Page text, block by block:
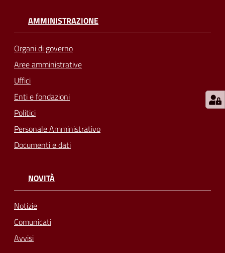
AMMINISTRAZIONE
Organi di governo
Aree amministrative
Uffici
Enti e fondazioni
Politici
Personale Amministrativo
Documenti e dati
NOVITÀ
Notizie
Comunicati
Avvisi